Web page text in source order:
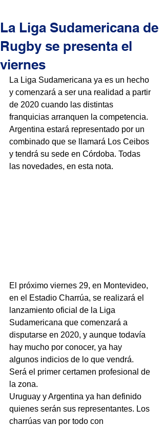
La Liga Sudamericana de
Rugby se presenta el
viernes
La Liga Sudamericana ya es un hecho
y comenzará a ser una realidad a partir
de 2020 cuando las distintas
franquicias arranquen la competencia.
Argentina estará representado por un
combinado que se llamará Los Ceibos
y tendrá su sede en Córdoba. Todas
las novedades, en esta nota.
El próximo viernes 29, en Montevideo,
en el Estadio Charrúa, se realizará el
lanzamiento oficial de la Liga
Sudamericana que comenzará a
disputarse en 2020, y aunque todavía
hay mucho por conocer, ya hay
algunos indicios de lo que vendrá.
Será el primer certamen profesional de
la zona.
Uruguay y Argentina ya han definido
quienes serán sus representantes. Los
charrúas van por todo con